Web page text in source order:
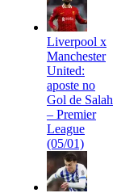
Liverpool x
Manchester
United:
aposte no
Gol de Salah
– Premier
League
(05/01)